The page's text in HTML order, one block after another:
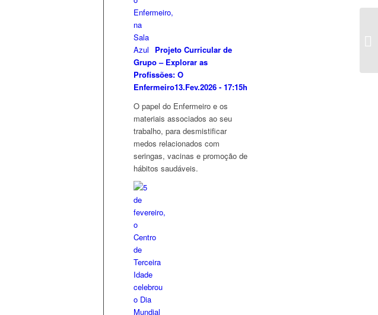
Projeto Curricular de
Grupo – Explorar as
Profissões: O
Enfermeiro13.Fev.2026 - 17:15h
O papel do Enfermeiro e os
materiais associados ao seu
trabalho, para desmistificar
medos relacionados com
seringas, vacinas e promoção de
hábitos saudáveis.